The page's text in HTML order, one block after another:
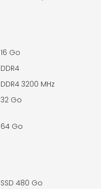
16 Go
DDR4
DDR4 3200 MHz
32 Go
64 Go
SSD 480 Go